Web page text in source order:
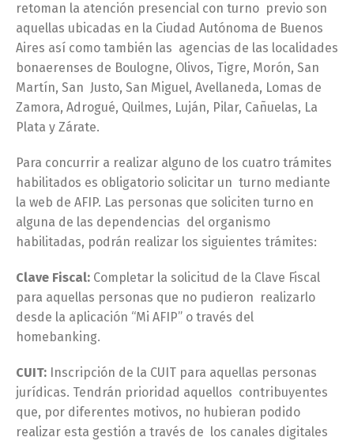
retoman la atención presencial con turno previo son
aquellas ubicadas en la Ciudad Autónoma de Buenos
Aires así como también las agencias de las localidades
bonaerenses de Boulogne, Olivos, Tigre, Morón, San
Martín, San Justo, San Miguel, Avellaneda, Lomas de
Zamora, Adrogué, Quilmes, Luján, Pilar, Cañuelas, La
Plata y Zárate.
Para concurrir a realizar alguno de los cuatro trámites
habilitados es obligatorio solicitar un turno mediante
la web de AFIP. Las personas que soliciten turno en
alguna de las dependencias del organismo
habilitadas, podrán realizar los siguientes trámites:
Clave Fiscal: Completar la solicitud de la Clave Fiscal
para aquellas personas que no pudieron realizarlo
desde la aplicación “Mi AFIP” o través del
homebanking.
CUIT: Inscripción de la CUIT para aquellas personas
jurídicas. Tendrán prioridad aquellos contribuyentes
que, por diferentes motivos, no hubieran podido
realizar esta gestión a través de los canales digitales